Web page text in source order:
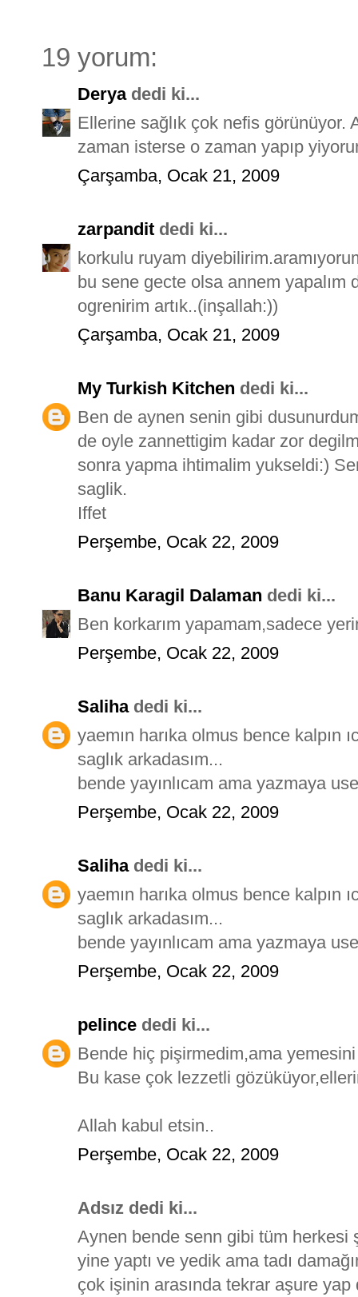
19 yorum:
Derya dedi ki...
Ellerine sağlık çok nefis görünüyor.
zaman isterse o zaman yapıp
Çarşamba, Ocak 21, 2009
zarpandit dedi ki...
korkulu ruyam
bu sene gecte olsa annem
ogrenirim artık..(inşallah:))
Çarşamba, Ocak 21, 2009
My Turkish Kitchen dedi ki...
Ben de aynen senin gibi
de oyle zannettigim kadar zor
sonra yapma ihtimalim yukseldi:)
saglik.
Iffet
Perşembe, Ocak 22, 2009
Banu Karagil Dalaman dedi ki...
Ben korkarım yapamam,sadece
Perşembe, Ocak 22, 2009
Salihadedi ki...
yaemın harıka olmus bence kalpın
saglık arkadasım...
bende yayınlıcam ama yazmaya
Perşembe, Ocak 22, 2009
Salihadedi ki...
yaemın harıka olmus bence kalpın
saglık arkadasım...
bende yayınlıcam ama yazmaya
Perşembe, Ocak 22, 2009
pelince dedi ki...
Bende hiç pişirmedim,ama
Bu kase çok lezzetli
Allah kabul etsin..
Perşembe, Ocak 22, 2009
Adsız dedi ki...
Aynen bende senn gibi tüm herkesi
yine yaptı ve yedik ama tadı
çok işinin arasında tekrar aşure